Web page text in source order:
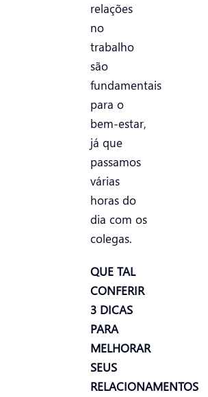
relações
no
trabalho
são
fundamentais
para o
bem-estar,
já que
passamos
várias
horas do
dia com os
colegas.
QUE TAL
CONFERIR
3 DICAS
PARA
MELHORAR
SEUS
RELACIONAMENTOS